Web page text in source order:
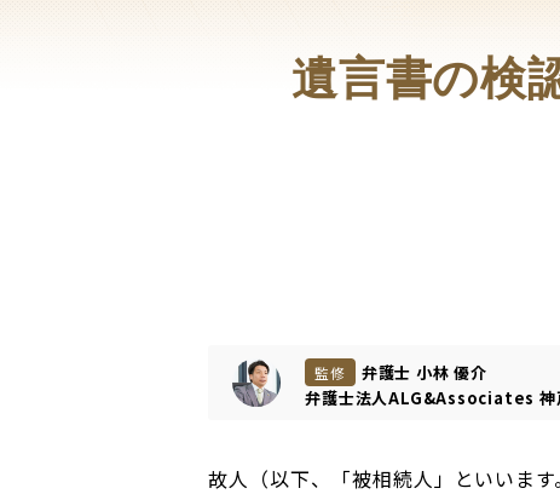
遺言書の検
監修
弁護士 小林 優介
弁護士法人ALG&Associates
故人（以下、「被相続人」といいま